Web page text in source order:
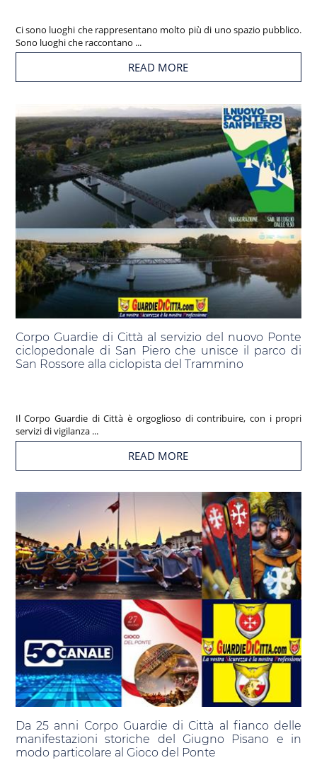
Ci sono luoghi che rappresentano molto più di uno spazio pubblico.
Sono luoghi che raccontano ...
READ MORE
Corpo Guardie di Città al servizio del nuovo Ponte
ciclopedonale di San Piero che unisce il parco di
San Rossore alla ciclopista del Trammino
Il Corpo Guardie di Città è orgoglioso di contribuire, con i propri
servizi di vigilanza ...
READ MORE
Da 25 anni Corpo Guardie di Città al fianco delle
manifestazioni storiche del Giugno Pisano e in
modo particolare al Gioco del Ponte